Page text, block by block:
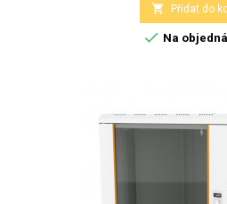
 Přidat do
 Na